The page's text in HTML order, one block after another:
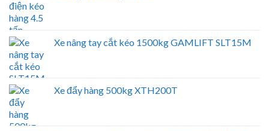
Xe nâng tay cắt kéo 1500kg GAMLIFT SLT15M
Xe đẩy hàng 500kg XTH200T